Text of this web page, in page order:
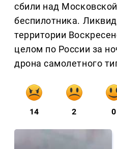
сбили над
беспилотника.
территории
целом по России за
дрона самолетного
14 2 0